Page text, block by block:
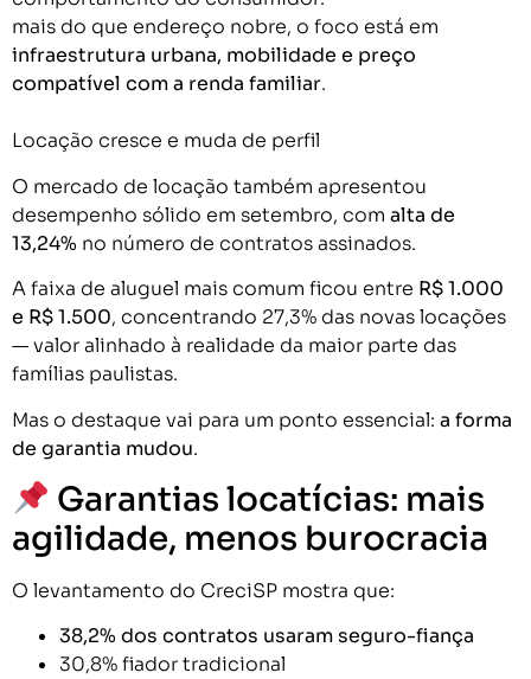
mais do que endereço nobre, o foco está em
infraestrutura urbana, mobilidade e preço
compatível com a renda familiar.
Locação cresce e muda de perfil
O mercado de locação também apresentou
desempenho sólido em setembro, com alta de
13,24% no número de contratos assinados.
A faixa de aluguel mais comum ficou entre R$ 1.000
e R$ 1.500, concentrando 27,3% das novas locações
— valor alinhado à realidade da maior parte das
famílias paulistas.
Mas o destaque vai para um ponto essencial: a forma
de garantia mudou.
Garantias locatícias: mais
agilidade, menos burocracia
O levantamento do CreciSP mostra que:
38,2% dos contratos usaram seguro-fiança
30,8% fiador tradicional